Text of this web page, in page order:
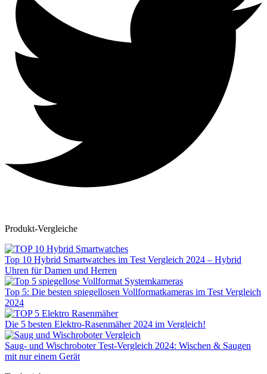
Produkt-Vergleiche
Top 10 Hybrid Smartwatches im Test Vergleich 2024 – Hybrid
Uhren für Damen und Herren
Top 5: Die besten spiegellosen Vollformatkameras im Test Vergleich
2024
Die 5 besten Elektro-Rasenmäher 2024 im Vergleich!
Saug- und Wischroboter Test-Vergleich 2024: Wischen & Saugen
mit nur einem Gerät